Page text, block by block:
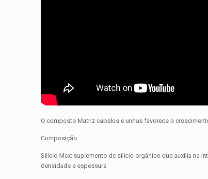
O composto Matriz cabelos e unhas favorece o
Composição:
Silício Max: suplemento de silício orgânico que auxilia na
densidade e espessura